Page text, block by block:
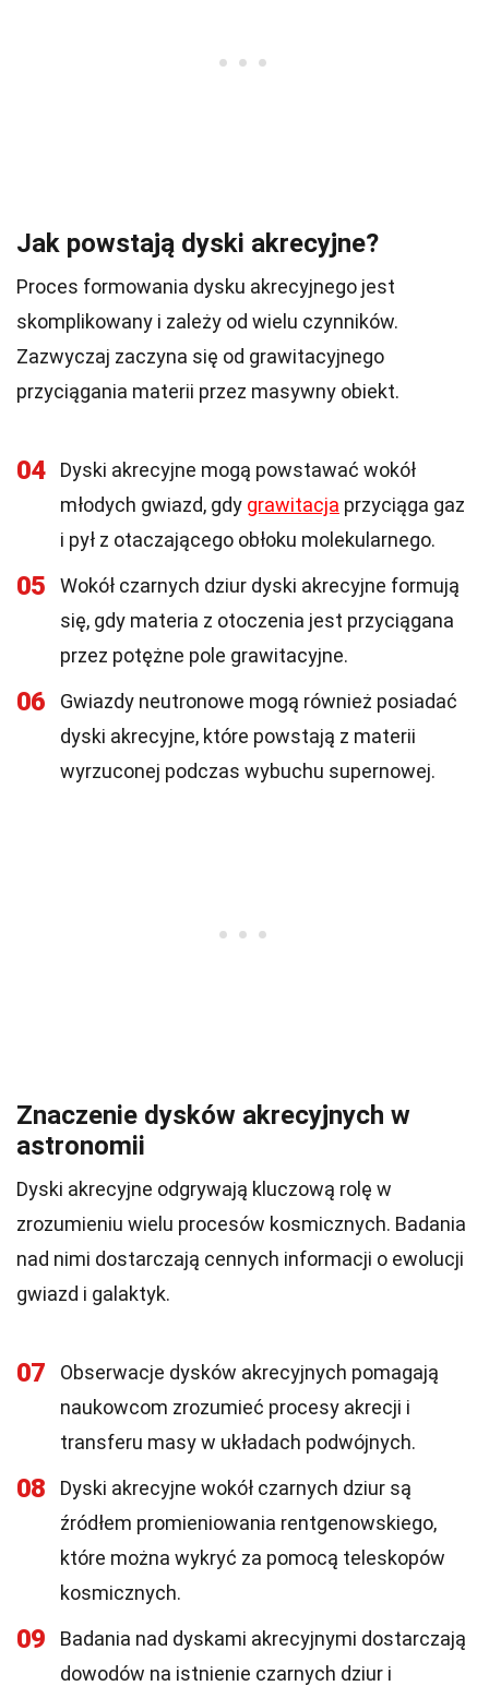
Jak powstają dyski akrecyjne?
Proces formowania dysku akrecyjnego jest
skomplikowany i zależy od wielu czynników.
Zazwyczaj zaczyna się od grawitacyjnego
przyciągania materii przez masywny obiekt.
04
Dyski akrecyjne mogą powstawać wokół
młodych gwiazd, gdy grawitacja przyciąga gaz
i pył z otaczającego obłoku molekularnego.
05
Wokół czarnych dziur dyski akrecyjne formują
się, gdy materia z otoczenia jest przyciągana
przez potężne pole grawitacyjne.
06
Gwiazdy neutronowe mogą również posiadać
dyski akrecyjne, które powstają z materii
wyrzuconej podczas wybuchu supernowej.
Znaczenie dysków akrecyjnych w
astronomii
Dyski akrecyjne odgrywają kluczową rolę w
zrozumieniu wielu procesów kosmicznych. Badania
nad nimi dostarczają cennych informacji o ewolucji
gwiazd i galaktyk.
07
Obserwacje dysków akrecyjnych pomagają
naukowcom zrozumieć procesy akrecji i
transferu masy w układach podwójnych.
08
Dyski akrecyjne wokół czarnych dziur są
źródłem promieniowania rentgenowskiego,
które można wykryć za pomocą teleskopów
kosmicznych.
09
Badania nad dyskami akrecyjnymi dostarczają
dowodów na istnienie czarnych dziur i